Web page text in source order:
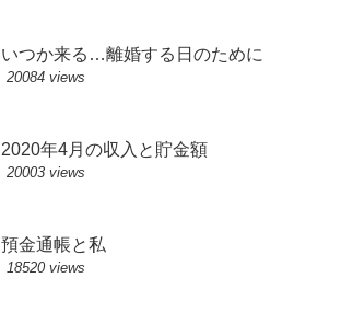
いつか来る…離婚する日のために
20084 views
2020年4月の収入と貯金額
20003 views
預金通帳と私
18520 views